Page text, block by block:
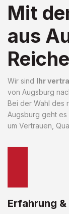
Mit
aus
Wir sind Ihr
von Augsburg
Bei der Wahl des
Augsburg geht es
um Vertrauen,
Erfahrung